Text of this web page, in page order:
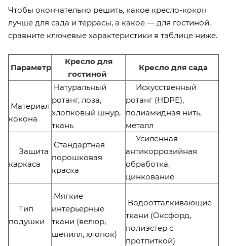
Чтобы окончательно решить, какое кресло-кокон
лучше для сада и террасы, а какое — для гостиной,
сравните ключевые характеристики в таблице ниже.
Параметр
Кресло для
гостиной
Кресло для сада
Материал
кокона
Натуральный
ротанг, лоза,
хлопковый шнур,
ткань
Искусственный
ротанг (HDPE),
полиамидная нить,
металл
Защита
каркаса
Стандартная
порошковая
краска
Усиленная
антикоррозийная
обработка,
цинкование
Тип
подушки
Мягкие
интерьерные
ткани (велюр,
шенилл, хлопок)
Водоотталкивающие
ткани (Оксфорд,
полиэстер с
протпиткой)